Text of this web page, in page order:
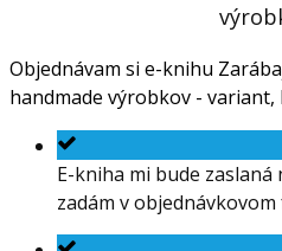
Objednávam si e-knihu
handmade výrobkov -
E-kniha mi bude
zadám v